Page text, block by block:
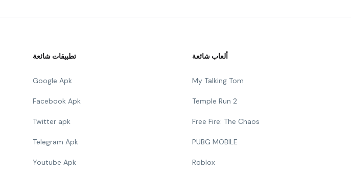
تطبيقات شائعة
Google Apk
Facebook Apk
Twitter apk
Telegram Apk
Youtube Apk
ألعاب شائعة
My Talking Tom
Temple Run 2
Free Fire: The Chaos
PUBG MOBILE
Roblox